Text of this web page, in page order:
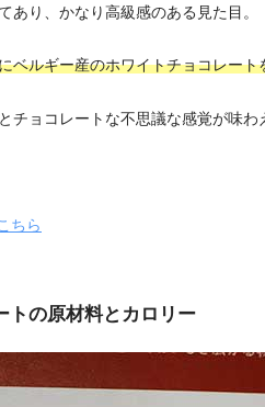
あり、かなり高級感のある見た目。
ベルギー産のホワイトチョコレー
チョコレートな不思議な感覚が味わ
ちら
トの原材料とカロリー